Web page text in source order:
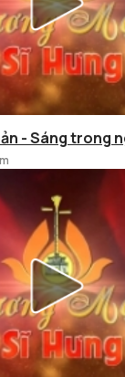
- Sáng trong